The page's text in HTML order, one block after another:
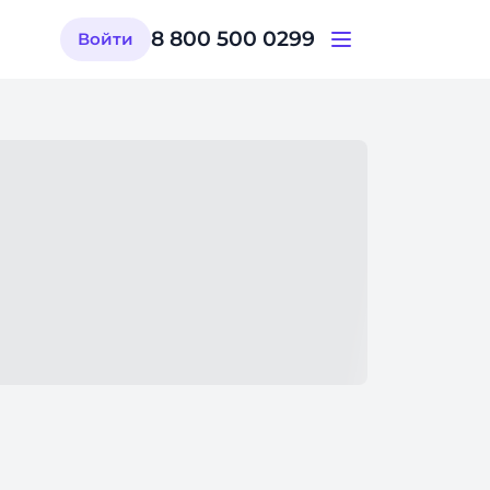
Войти 8 800 500 0299